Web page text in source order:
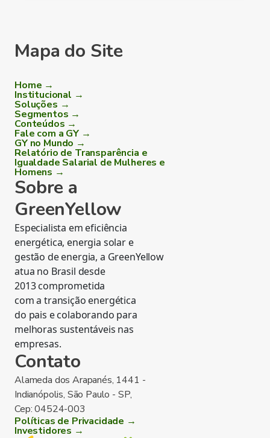
Mapa do Site
Home →
Institucional →
Soluções →
Segmentos →
Conteúdos →
Fale com a GY →
GY no Mundo →
Relatório de Transparência e
Igualdade Salarial de Mulheres e
Homens →
Sobre a
GreenYellow
Especialista em eficiência
energética, energia solar e
gestão de energia, a GreenYellow
atua no Brasil desde
2013 comprometida
com a transição energética
do pais e colaborando para
melhoras sustentáveis nas
empresas.
Contato
Alameda dos Arapanés, 1441 -
Indianópolis, São Paulo - SP,
Cep: 04524-003
Políticas de Privacidade →
Investidores →